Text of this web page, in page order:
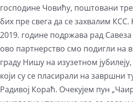
господине Човићу, поштовани
бих пре свега да се захвалим
2019. године подржава рад
ово партнерство смо подигли на
граду Нишу на изузетном
који су се пласирали на завршни
Радивој Кораћ. Очекујем пун